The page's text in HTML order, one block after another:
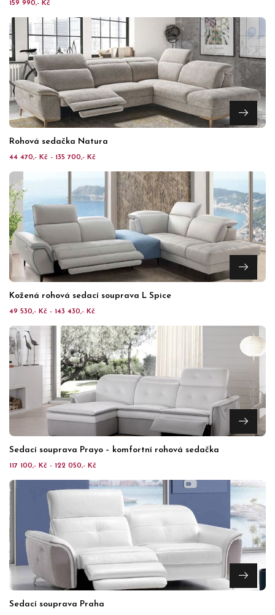
159 990,- Kč
Rohová sedačka Natura
44 470,- Kč - 135 700,- Kč
Kožená rohová sedací souprava L Spice
49 530,- Kč - 143 430,- Kč
Sedací souprava Prayo – komfortní rohová sedačka
117 100,- Kč - 122 050,- Kč
Sedací souprava Praha